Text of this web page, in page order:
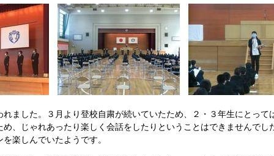
れました。３月より登校自粛が続いていたため、２・３年生にとっ
め、じゃれあったり楽しく会話をしたりということはできませんで
楽しんでいたようです。